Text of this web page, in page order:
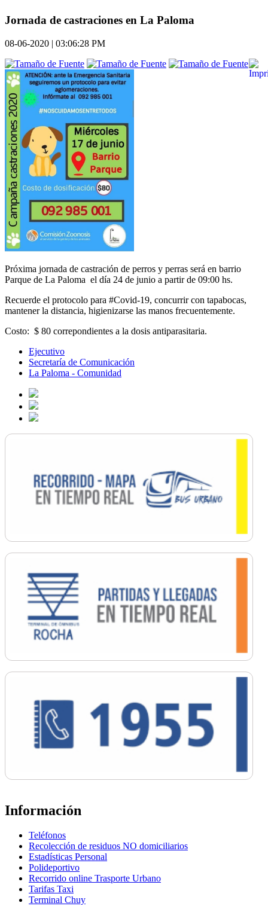
Jornada de castraciones en La Paloma
08-06-2020 | 03:06:28 PM
Próxima jornada de castración de perros y perras será en barrio
Parque de La Paloma el día 24 de junio a partir de 09:00 hs.
Recuerde el protocolo para #Covid-19, concurrir con tapabocas,
mantener la distancia, higienizarse las manos frecuentemente.
Costo: $ 80 correpondientes a la dosis antiparasitaria.
Ejecutivo
Secretaría de Comunicación
La Paloma - Comunidad
Información
Teléfonos
Recolección de residuos NO domiciliarios
Estadísticas Personal
Polideportivo
Recorrido online Trasporte Urbano
Tarifas Taxi
Terminal Chuy